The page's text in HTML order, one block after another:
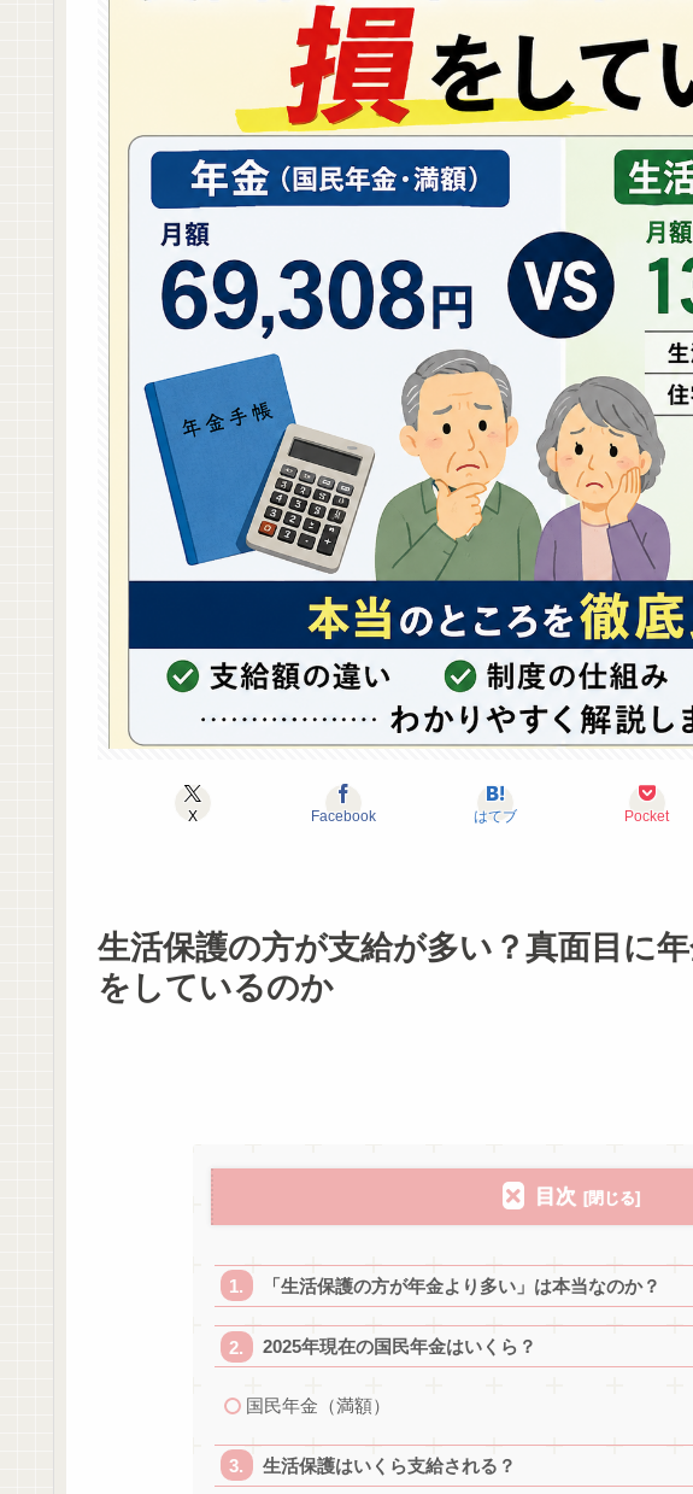
X Facebook はてブ Pocket
生活保護の方が支給が多い？真面目に
をしているのか
目次
「生活保護の方が年金より多い」は本当なのか？
2025年現在の国民年金はいくら？
国民年金（満額）
生活保護はいくら支給される？